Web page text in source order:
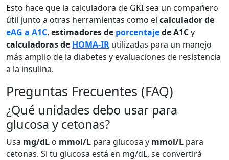
Esto hace que la calculadora de GKI sea un compañero
útil junto a otras herramientas como el calculador de
eAG a A1C, estimadores de porcentajede A1Cy
calculadoras de HOMA-IR utilizadas para un manejo
más amplio de la diabetes y evaluaciones de resistencia
a la insulina.
Preguntas Frecuentes (FAQ)
¿Qué unidades debo usar para
glucosa y cetonas?
Usa mg/dL o mmol/L para glucosa y mmol/L para
cetonas. Si tu glucosa está en mg/dL, se convertirá